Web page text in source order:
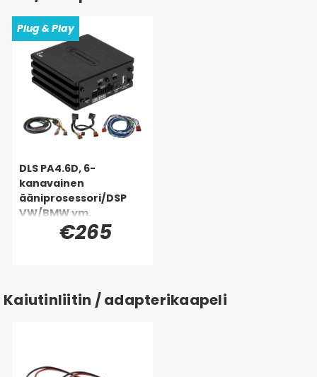
Plug & Play
DLS PA4.6D, 6-
kanavainen
ääniprosessori/DSP
VW/BMW ym.
(Quadlock)€265
Kaiutinliitin / adapterikaapeli